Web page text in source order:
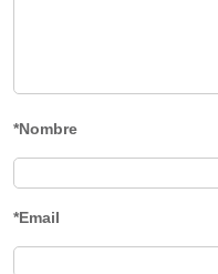
*Nombre
*Email